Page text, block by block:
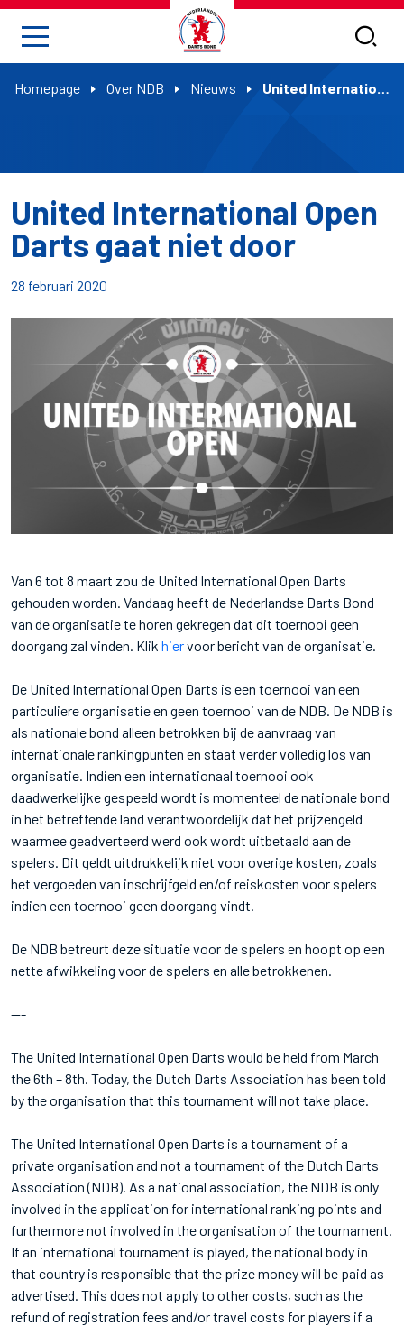
Homepage Over NDB Nieuws United International Open Darts gaat niet door
United International Open
Darts gaat niet door
28 februari 2020
Van 6 tot 8 maart zou de United International Open Darts
gehouden worden. Vandaag heeft de Nederlandse Darts Bond
van de organisatie te horen gekregen dat dit toernooi geen
doorgang zal vinden. Klik hiervoor bericht van de organisatie.
De United International Open Darts is een toernooi van een
particuliere organisatie en geen toernooi van de NDB. De NDB is
als nationale bond alleen betrokken bij de aanvraag van
internationale rankingpunten en staat verder volledig los van
organisatie. Indien een internationaal toernooi ook
daadwerkelijke gespeeld wordt is momenteel de nationale bond
in het betreffende land verantwoordelijk dat het prijzengeld
waarmee geadverteerd werd ook wordt uitbetaald aan de
spelers. Dit geldt uitdrukkelijk niet voor overige kosten, zoals
het vergoeden van inschrijfgeld en/of reiskosten voor spelers
indien een toernooi geen doorgang vindt.
De NDB betreurt deze situatie voor de spelers en hoopt op een
nette afwikkeling voor de spelers en alle betrokkenen.
---
The United International Open Darts would be held from March
the 6th – 8th. Today, the Dutch Darts Association has been told
by the organisation that this tournament will not take place.
The United International Open Darts is a tournament of a
private organisation and not a tournament of the Dutch Darts
Association (NDB). As a national association, the NDB is only
involved in the application for international ranking points and
furthermore not involved in the organisation of the tournament.
If an international tournament is played, the national body in
that country is responsible that the prize money will be paid as
advertised. This does not apply to other costs, such as the
refund of registration fees and/or travel costs for players if a